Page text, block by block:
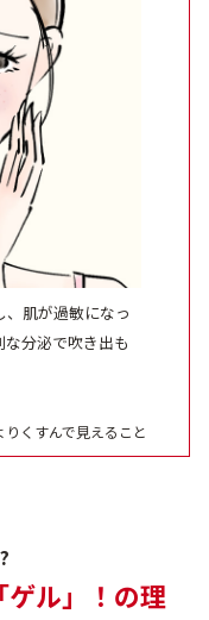
肌が過敏になっ
分泌で吹き出も
くすんで見えること
ル」！の理